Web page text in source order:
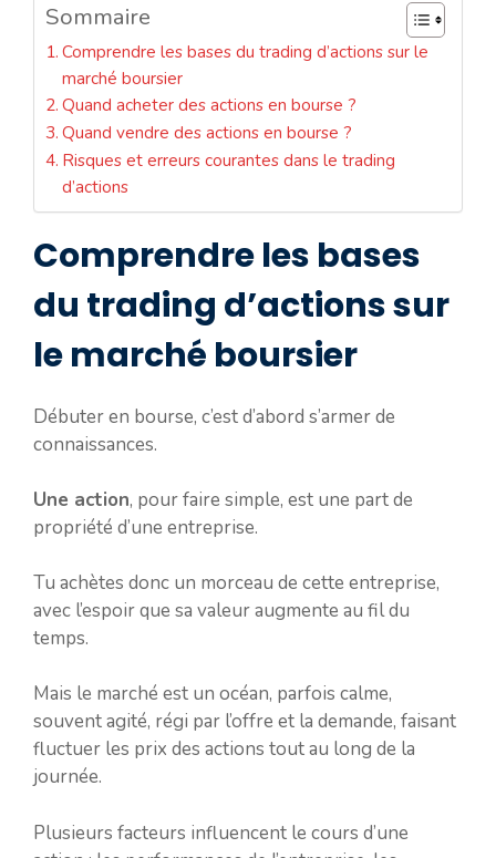
Sommaire
Comprendre les bases du trading d’actions sur le
marché boursier
Quand acheter des actions en bourse ?
Quand vendre des actions en bourse ?
Risques et erreurs courantes dans le trading
d’actions
Comprendre les bases
du trading d’actions sur
le marché boursier
Débuter en bourse, c’est d’abord s’armer de
connaissances.
Une action, pour faire simple, est une part de
propriété d’une entreprise.
Tu achètes donc un morceau de cette entreprise,
avec l’espoir que sa valeur augmente au fil du
temps.
Mais le marché est un océan, parfois calme,
souvent agité, régi par l’offre et la demande, faisant
fluctuer les prix des actions tout au long de la
journée.
Plusieurs facteurs influencent le cours d’une